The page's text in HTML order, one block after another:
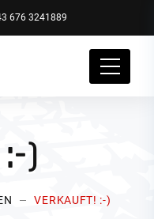
676 3241889
)
VERKAUFT! :-)